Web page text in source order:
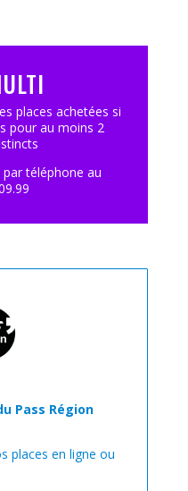
places achetées si
pour au moins 2
téléphone au
Pass Région
places en ligne ou